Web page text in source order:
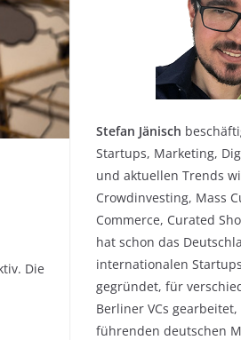
Die
Stefan Jänisch
Startups, Marketing,
und aktuellen Trends
Crowdinvesting, Mass
Commerce, Curated
hat schon das
internationalen
gegründet, für
Berliner VCs
führenden deutschen